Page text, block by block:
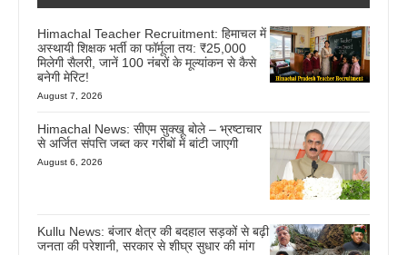
Himachal Teacher Recruitment: हिमाचल में
अस्थायी शिक्षक भर्ती का फॉर्मूला तय: ₹25,000
मिलेगी सैलरी, जानें 100 नंबरों के मूल्यांकन से कैसे
बनेगी मेरिट!
August 7, 2026
Himachal News: सीएम सुक्खू बोले – भ्रष्टाचार
से अर्जित संपत्ति जब्त कर गरीबों में बांटी जाएगी
August 6, 2026
Kullu News: बंजार क्षेत्र की बदहाल सड़कों से बढ़ी
जनता की परेशानी, सरकार से शीघ्र सुधार की मांग